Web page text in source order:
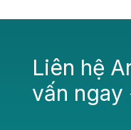
Liên hệ
vấn